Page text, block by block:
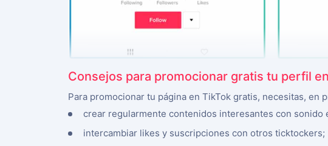
Consejos para promocionar gratis tu perfil
Para promocionar tu página en TikTok gratis, necesitas,
crear regularmente contenidos interesantes con sonido
intercambiar likes y suscripciones con otros ticktockers;